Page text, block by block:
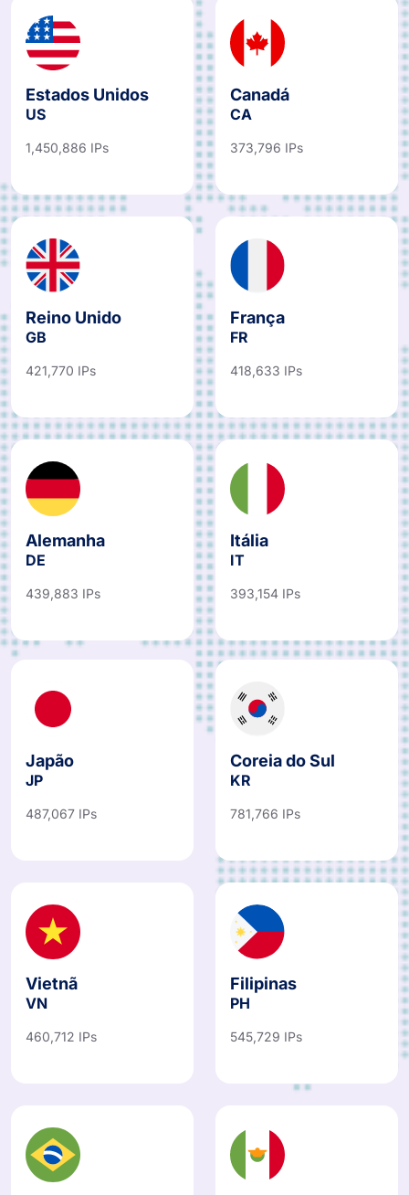
Estados Unidos
US
1,450,886 IPs
Canadá
CA
373,796 IPs
Reino Unido
GB
421,770 IPs
França
FR
418,633 IPs
Alemanha
DE
439,883 IPs
Itália
IT
393,154 IPs
Japão
JP
487,067 IPs
Coreia do Sul
KR
781,766 IPs
Vietnã
VN
460,712 IPs
Filipinas
PH
545,729 IPs